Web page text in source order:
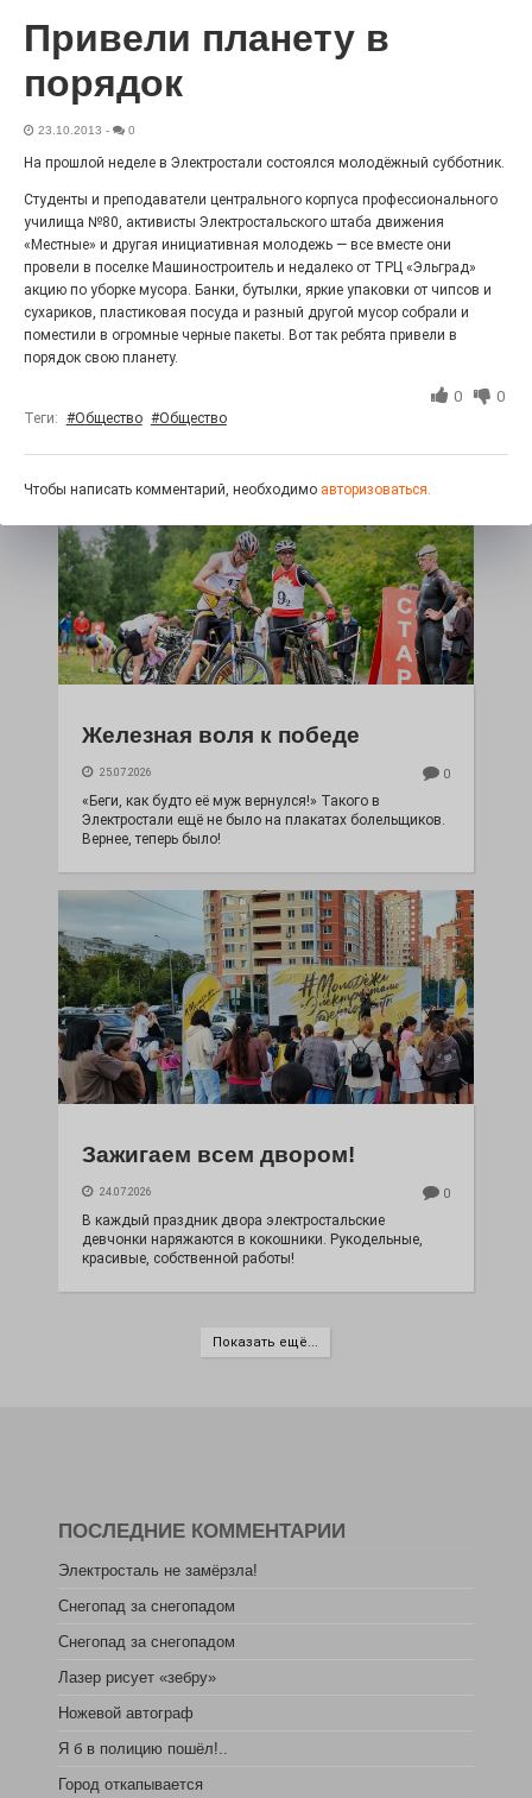
Юбилейным курсом
меняет облик.
Железная воля к победе
25.07.2026 0
«Беги, как будто её муж вернулся!» Такого в
Электростали ещё не было на плакатах болельщиков.
Вернее, теперь было!
Зажигаем всем двором!
24.07.2026 0
В каждый праздник двора электростальские
девчонки наряжаются в кокошники. Рукодельные,
красивые, собственной работы!
Показать ещё...
Привели планету в
порядок
23.10.2013 - 0
На прошлой неделе в Электростали состоялся молодёжный субботник.
Студенты и преподаватели центрального корпуса профессионального
училища №80, активисты Электростальского штаба движения
«Местные» и другая инициативная молодежь — все вместе они
провели в поселке Машиностроитель и недалеко от ТРЦ «Эльград»
акцию по уборке мусора. Банки, бутылки, яркие упаковки от чипсов и
сухариков, пластиковая посуда и разный другой мусор собрали и
поместили в огромные черные пакеты. Вот так ребята привели в
порядок свою планету.
0 0
Теги: #Общество #Общество
Чтобы написать комментарий, необходимо авторизоваться.
ПОСЛЕДНИЕ КОММЕНТАРИИ
Электросталь не замёрзла!
Снегопад за снегопадом
Снегопад за снегопадом
Лазер рисует «зебру»
Ножевой автограф
Я б в полицию пошёл!..
Город откапывается